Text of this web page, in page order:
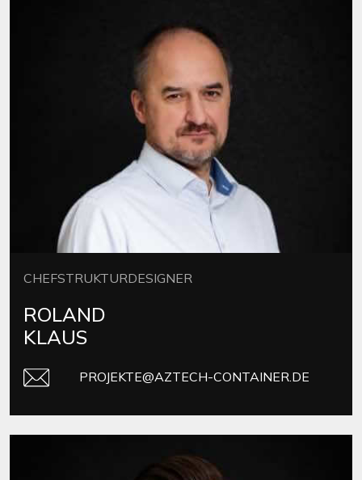
CHEFSTRUKTURDESIGNER
ROLAND
KLAUS
PROJEKTE@AZTECH-CONTAINER.DE